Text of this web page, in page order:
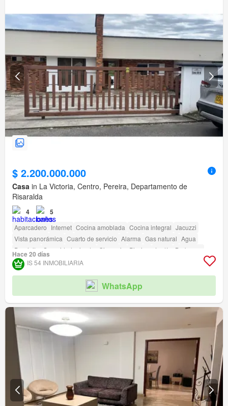
$ 2.200.000.000
Casa in La Victoria, Centro, Pereira, Departamento de
Risaralda
4 5
Aparcadero Internet Cocina amoblada Cocina integral Jacuzzi
Vista panorámica Cuarto de servicio Alarma Gas natural Agua
Depósito
Seguridad privada Gimnasio Piscina Jardín Barbecue
Hace 20 días
IS 54 INMOBILIARIA
WhatsApp